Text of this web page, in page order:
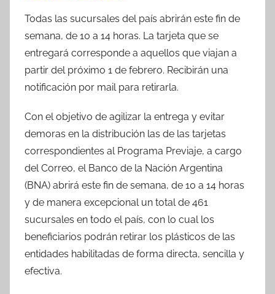
c
e
b
o
k
itt
er
at
s
A
p
m
p
ar
tir
Todas las sucursales del país abrirán este fin de
semana, de 10 a 14 horas. La tarjeta que se
entregará corresponde a aquellos que viajan a
partir del próximo 1 de febrero. Recibirán una
notificación por mail para retirarla.
Con el objetivo de agilizar la entrega y evitar
demoras en la distribución las de las tarjetas
correspondientes al Programa Previaje, a cargo
del Correo, el Banco de la Nación Argentina
(BNA) abrirá este fin de semana, de 10 a 14 horas
y de manera excepcional un total de 461
sucursales en todo el país, con lo cual los
beneficiarios podrán retirar los plásticos de las
entidades habilitadas de forma directa, sencilla y
efectiva.